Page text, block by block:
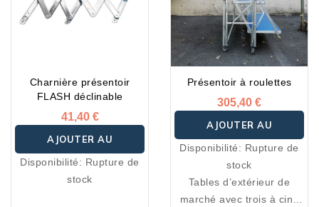
Charnière présentoir
FLASH déclinable
41,40 €
AJOUTER AU
PANIER
Disponibilité: Rupture de
stock
Présentoir à roulettes
305,40 €
AJOUTER AU
PANIER
Disponibilité: Rupture de
stock
Tables d’extérieur de
marché avec trois à cinq